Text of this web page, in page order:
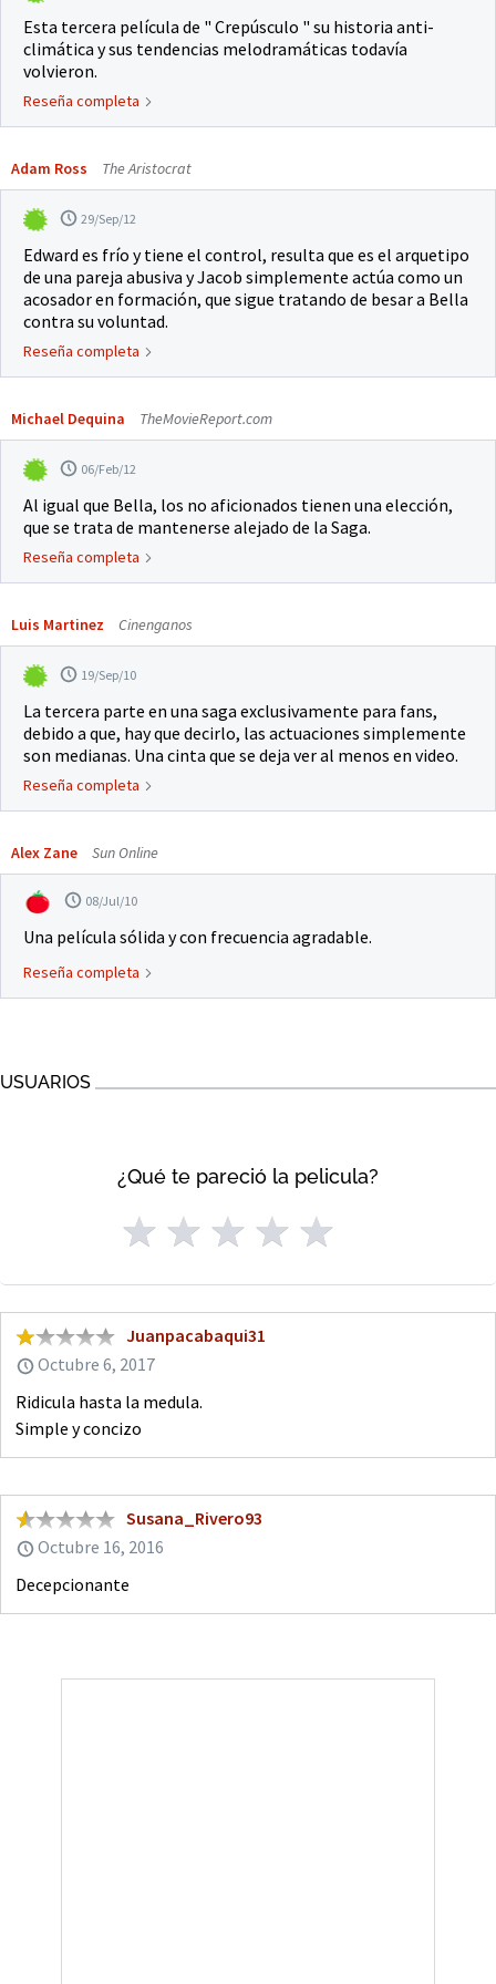
Esta tercera película de " Crepúsculo " su historia anti-
climática y sus tendencias melodramáticas todavía
volvieron.
Reseña completa
Adam Ross The Aristocrat
29/Sep/12
Edward es frío y tiene el control, resulta que es el arquetipo
de una pareja abusiva y Jacob simplemente actúa como un
acosador en formación, que sigue tratando de besar a Bella
contra su voluntad.
Reseña completa
Michael Dequina TheMovieReport.com
06/Feb/12
Al igual que Bella, los no aficionados tienen una elección,
que se trata de mantenerse alejado de la Saga.
Reseña completa
Luis Martinez Cinenganos
19/Sep/10
La tercera parte en una saga exclusivamente para fans,
debido a que, hay que decirlo, las actuaciones simplemente
son medianas. Una cinta que se deja ver al menos en video.
Reseña completa
Alex Zane Sun Online
08/Jul/10
Una película sólida y con frecuencia agradable.
Reseña completa
USUARIOS
¿Qué te pareció la pelicula?
Juanpacabaqui31
Octubre 6, 2017
Ridicula hasta la medula.
Simple y concizo
Susana_Rivero93
Octubre 16, 2016
Decepcionante